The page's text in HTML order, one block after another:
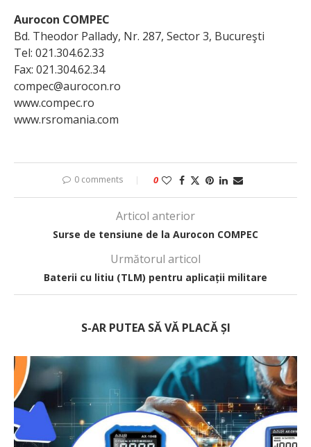
Aurocon COMPEC
Bd. Theodor Pallady, Nr. 287, Sector 3, Bucureşti
Tel: 021.304.62.33
Fax: 021.304.62.34
compec@aurocon.ro
www.compec.ro
www.rsromania.com
0 comments 0
Articol anterior
Surse de tensiune de la Aurocon COMPEC
Următorul articol
Baterii cu litiu (TLM) pentru aplicații militare
S-AR PUTEA SĂ VĂ PLACĂ ȘI